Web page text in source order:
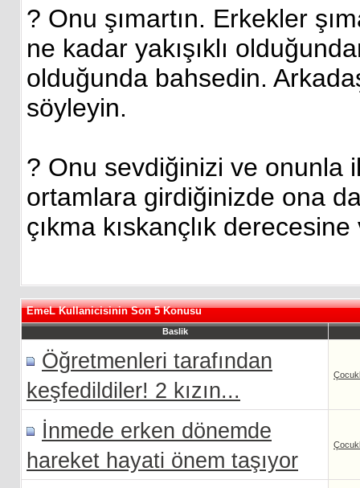
? Onu şımartın. Erkekler
ne kadar yakışıklı
olduğunda bahsedin.
söyleyin.
? Onu sevdiğinizi ve onunla
ortamlara girdiğinizde ona
çıkma kıskançlık derecesine
EmeL Kullanicisinin Son 5 Konusu
Baslik
Öğretmenleri tarafından
keşfedildiler! 2 kızın...
İnmede erken dönemde
hareket hayati önem taşıyor